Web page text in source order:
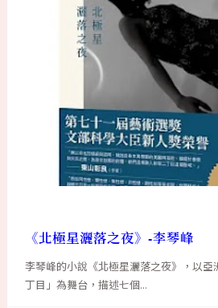
《北極星灑落之夜》-李琴峰
李琴峰的小說《北極星灑落之夜》，以
丁目」為舞台，描述七個...